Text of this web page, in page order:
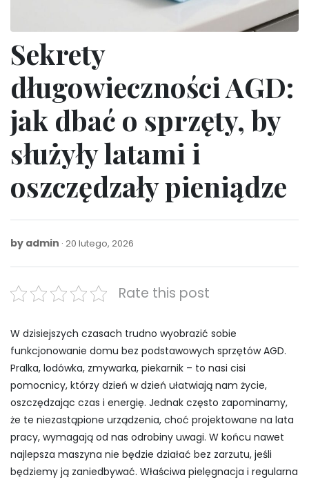
Sekrety
długowieczności AGD:
jak dbać o sprzęty, by
służyły latami i
oszczędzały pieniądze
by admin 20 lutego, 2026
2026
Rate this post
W dzisiejszych czasach trudno wyobrazić sobie
funkcjonowanie domu bez podstawowych sprzętów AGD.
Pralka, lodówka, zmywarka, piekarnik – to nasi cisi
pomocnicy, którzy dzień w dzień ułatwiają nam życie,
oszczędzając czas i energię. Jednak często zapominamy,
że te niezastąpione urządzenia, choć projektowane na lata
pracy, wymagają od nas odrobiny uwagi. W końcu nawet
najlepsza maszyna nie będzie działać bez zarzutu, jeśli
będziemy ją zaniedbywać. Właściwa pielęgnacja i regularna